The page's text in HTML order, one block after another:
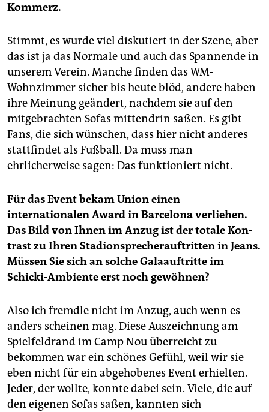
Kommerz.
Stimmt, es wurde viel diskutiert in der Szene, aber
das ist ja das Normale und auch das Spannende in
unserem Verein. Manche finden das WM-
Wohnzimmer sicher bis heute blöd, andere haben
ihre Meinung geändert, nachdem sie auf den
mitgebrachten Sofas mittendrin saßen. Es gibt
Fans, die sich wünschen, dass hier nicht anderes
stattfindet als Fußball. Da muss man
ehrlicherweise sagen: Das funktioniert nicht.
Für das Event bekam Union einen
internationalen Award in Barcelona verliehen.
Das Bild von Ihnen im Anzug ist der totale Kon­
trast zu Ihren Stadionsprecherauftritten in Jeans.
Müssen Sie sich an solche Galaauftritte im
Schicki-Ambiente erst noch gewöhnen?
Also ich fremdle nicht im Anzug, auch wenn es
anders scheinen mag. Diese Auszeichnung am
Spielfeldrand im Camp Nou überreicht zu
bekommen war ein schönes Gefühl, weil wir sie
eben nicht für ein abgehobenes Event erhielten.
Jeder, der wollte, konnte dabei sein. Viele, die auf
den eigenen Sofas saßen, kannten sich